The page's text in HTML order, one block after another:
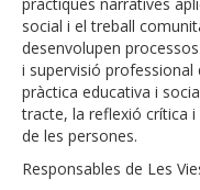
social i el treball
desenvolupen
i supervisió professional
pràctica educativa i
tracte, la reflexió crítica
de les persones.
Responsables de Les